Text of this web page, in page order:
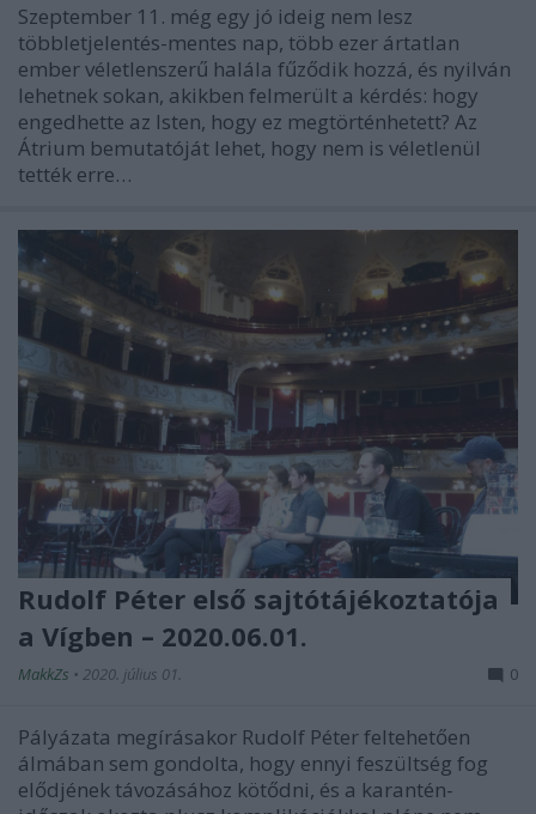
Szeptember 11. még egy jó ideig nem lesz
többletjelentés-mentes nap, több ezer ártatlan
ember véletlenszerű halála fűződik hozzá, és nyilván
lehetnek sokan, akikben felmerült a kérdés: hogy
engedhette az Isten, hogy ez megtörténhetett? Az
Átrium bemutatóját lehet, hogy nem is véletlenül
tették erre…
Rudolf Péter első sajtótájékoztatója
a Vígben – 2020.06.01.
MakkZs • 2020. július 01. 0
Pályázata megírásakor Rudolf Péter feltehetően
álmában sem gondolta, hogy ennyi feszültség fog
elődjének távozásához kötődni, és a karantén-